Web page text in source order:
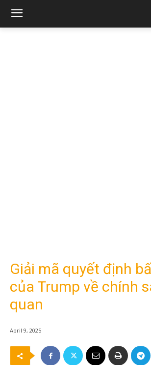
Giải mã quyết định
của Trump về chính
quan
April 9, 2025